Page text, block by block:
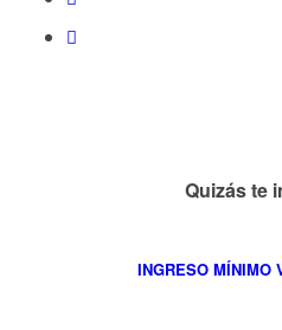
Quizás te
INGRESO MÍNIMO